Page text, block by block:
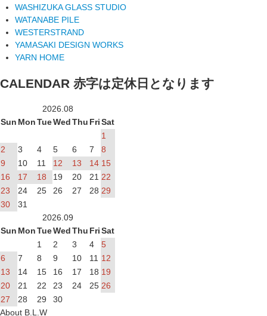
WASHIZUKA GLASS STUDIO
WATANABE PILE
WESTERSTRAND
YAMASAKI DESIGN WORKS
YARN HOME
CALENDAR 赤字は定休日となります
2026.08
Sun MonTueWedThu FriSat
1
2
3 4 5 6 7
8
9
10 11 12 13 14 15
16
17 18 19 20 21 22
23
24 25 26 27 28 29
30
31
2026.09
Sun MonTueWedThu FriSat
1
2 3 4
5
6
7 8 9 10 11 12
13
14 15 16 17 18 19
20
21 22 23 24 25 26
27
28 29
30
About B.L.W